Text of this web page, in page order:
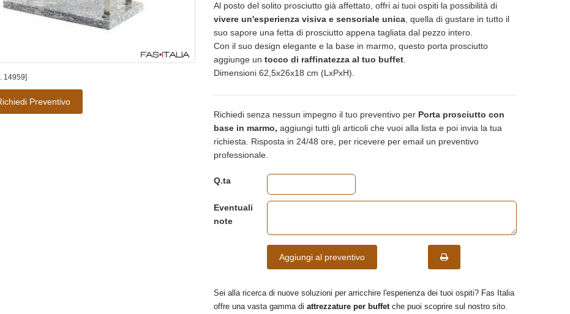
14959]
Preventivo
Al posto del solito prosciutto già affettato, offri ai tuoi ospiti la possibilità di
vivere un'esperienza visiva e sensoriale unica , quella di gustare in tutto il
suo sapore una fetta di prosciutto appena tagliata dal pezzo intero.
Con il suo design elegante e la base in marmo, questo porta prosciutto
aggiunge un tocco di raffinatezza al tuo buffet
Dimensioni 62,5x26x18 cm (LxPxH).
Richiedi senza nessun impegno il tuo preventivo per Porta prosciutto con
base in marmo, aggiungi tutti gli articoli che vuoi alla lista e poi invia la tua
richiesta. Risposta in 24/48 ore, per ricevere per email un preventivo
professionale.
Q.ta
Eventuali
note
Aggiungi al preventivo
Sei alla ricerca di nuove soluzioni per arricchire l'esperienza dei tuoi ospiti? Fas Italia
offre una vasta gamma di attrezzature per buffetche puoi scoprire sul nostro sito.